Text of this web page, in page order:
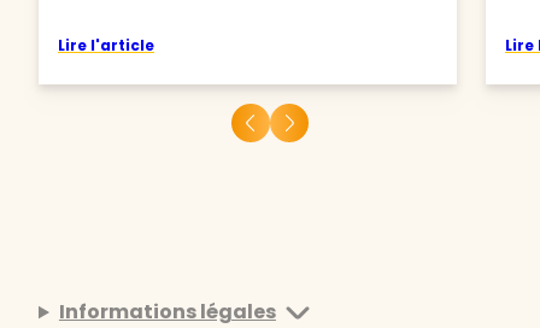
Lire l'article
Informations légales